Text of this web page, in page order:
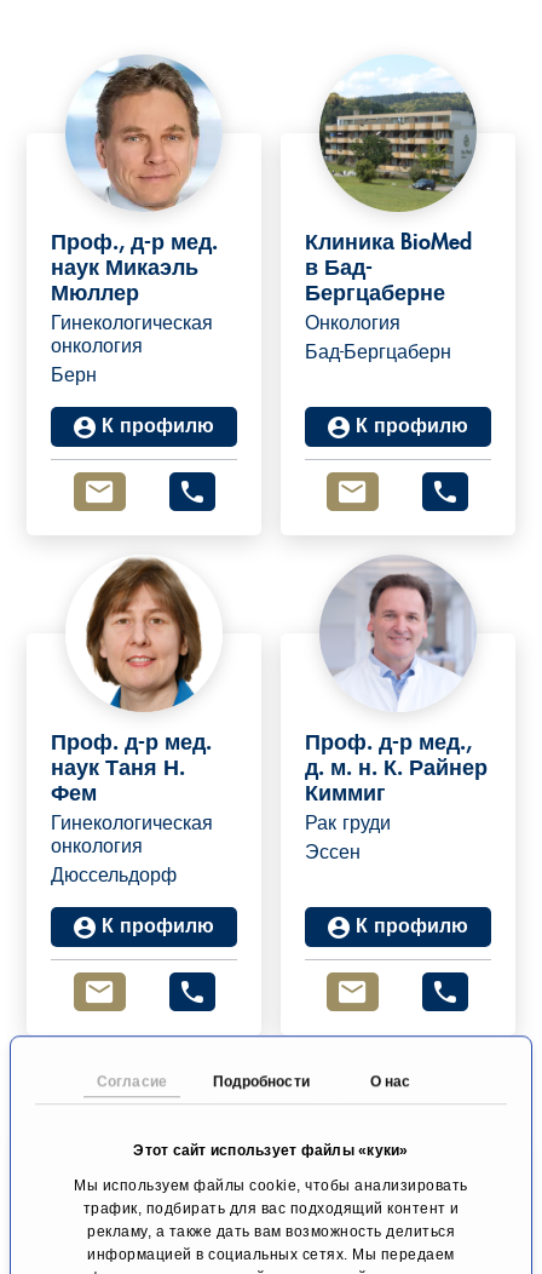
Согласие Подробности О нас
Этот сайт использует файлы «куки»
Мы используем файлы cookie, чтобы анализировать
трафик, подбирать для вас подходящий контент и
рекламу, а также дать вам возможность делиться
информацией в социальных сетях. Мы передаем
Prof. Dr. med.
Michael Mueller
Проф., д-р мед.
наук Микаэль
Мюллер
Гинекологическая
онкология
Берн
К профилю
Клиника BioMed
в Бад-
Бергцаберне
Онкология
Бад-Бергцаберн
К профилю
Проф. д-р мед.
наук Таня Н.
Фем
Гинекологическая
онкология
Дюссельдорф
К профилю
Проф. д-р мед.,
д. м. н. К. Райнер
Киммиг
Рак груди
Эссен
К профилю
Ханс-Геральд Г.
Форг
Проф., д-р мед.
наук Карл Р.